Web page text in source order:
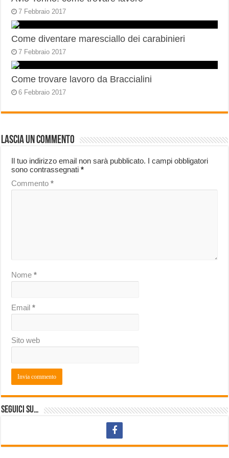
7 Febbraio 2017
Come diventare maresciallo dei carabinieri
7 Febbraio 2017
Come trovare lavoro da Braccialini
6 Febbraio 2017
Lascia un commento
Il tuo indirizzo email non sarà pubblicato. I campi obbligatori
sono contrassegnati*
Commento*
Nome*
Email*
Sito web
Seguici su…